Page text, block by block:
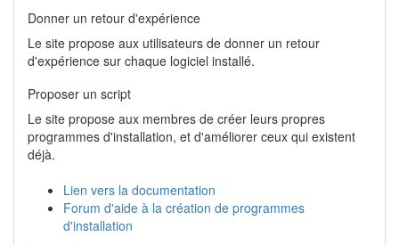
Donner un retour d'expérience
Le site propose aux utilisateurs de donner un retour
d'expérience sur chaque logiciel installé.
Proposer un script
Le site propose aux membres de créer leurs propres
programmes d'installation, et d'améliorer ceux qui existent
déjà.
Lien vers la documentation
Forum d'aide à la création de programmes
d'installation